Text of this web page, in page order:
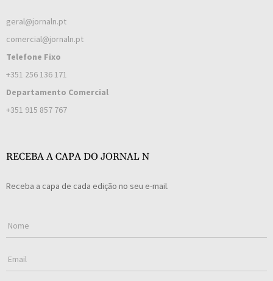
geral@jornaln.pt
comercial@jornaln.pt
Telefone Fixo
+351 256 136 171
Departamento Comercial
+351 915 857 767
RECEBA A CAPA DO JORNAL N
Receba a capa de cada edição no seu e-mail.